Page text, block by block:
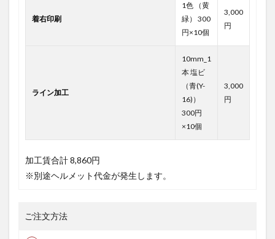
着右印刷
1色 （黄
緑） 300
円×10個
3,000
円
ライン加工
10mm_1
本 塩ビ
（青(Y-
16)）
300円
×10個
3,000
円
加工賃合計8,860円
※別途ヘルメット代金が発生します。
ご注文方法